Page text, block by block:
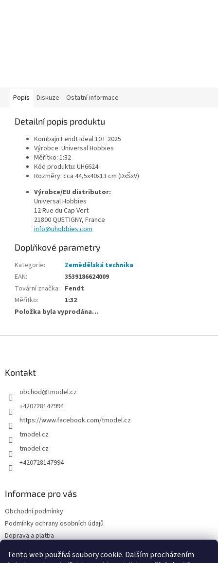
Tento web používá soubory cookie. Dalším procházením
Popis Diskuze Ostatní informace
Detailní popis produktu
Kombajn Fendt Ideal 10T 2025
Výrobce: Universal Hobbies
Měřítko: 1:32
Kód produktu: UH6624
Rozměry: cca 44,5x40x13 cm (DxŠxV)
Výrobce/EU distributor:
Universal Hobbies
12 Rue du Cap Vert
21800 QUETIGNY, France
info@uhobbies.com
Doplňkové parametry
Kategorie:
Zemědělská technika
EAN:
3539186624009
Tovární značka: Fendt
Měřítko:
1:32
Položka byla vyprodána…
Kontakt
obchod@tmodel.cz
+420728147994
https://www.facebook.com/tmodel.cz
tmodel.cz
tmodel.cz
+420728147994
Informace pro vás
Obchodní podmínky
Podmínky ochrany osobních údajů
Doprava a platba
Kontakty